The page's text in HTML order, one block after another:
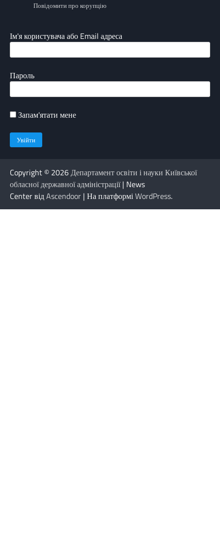
Повідомити про корупцію
Ім'я користувача або Email адреса
Пароль
Запам'ятати мене
Copyright © 2026Департамент освіти і науки Київської
обласної державної адміністрації| News
Center відAscendoor | На платформіWordPress.